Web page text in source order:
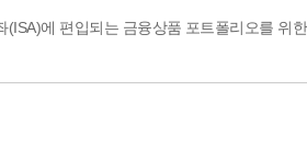
(ISA)에 편입되는 금융상품 포트폴리오를 위